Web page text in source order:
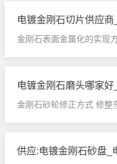
电镀金刚石切片供应
金刚石表面金属化的实现
金刚石砂轮修正方式 修整